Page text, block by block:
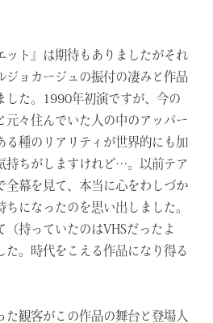
ット』は期待もありましたがそれ
ジョカージュの振付の凄みと作品
した。1990年初演ですが、今の
元々住んでいた人の中のアッパー
る種のリアリティが世界的にも加
持ちがしますけれど…。以前テア
全幕を見て、本当に心をわしづか
になったのを思い出しました。
持っていたのはVHSだったよ
。時代をこえる作品になり得る
た観客がこの作品の舞台と登場人